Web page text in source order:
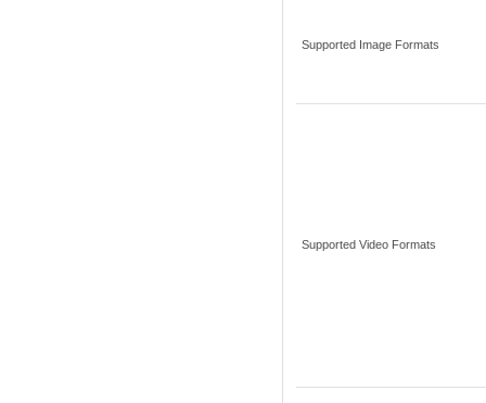
Supported Image Formats
Supported Video Formats